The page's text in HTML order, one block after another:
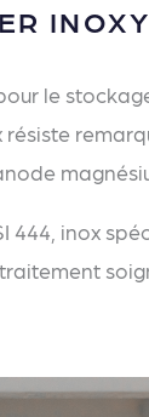
le
résiste
444, inox